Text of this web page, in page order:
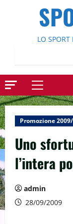
LO SPORT
Menu
principale
Promozione
Uno
l’intera
admin
28/09/2009